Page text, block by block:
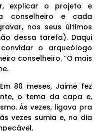
explicar o projeto e
conselheiro e cada
nos seus últimos
dessa tarefa). Daqui
o arqueólogo
conselheiro. “O mais
80 meses, Jaime fez
o tema da capa e,
Às vezes, ligava pra
vezes sumia e, no dia